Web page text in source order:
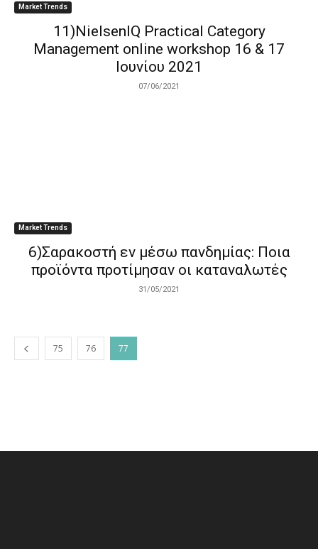
Market Trends
11)NielsenIQ Practical Category
Management online workshop 16 & 17
Ιουνίου 2021
07/06/2021
Market Trends
6)Σαρακοστή εν μέσω πανδημίας: Ποια
προϊόντα προτίμησαν οι καταναλωτές
31/05/2021
75 76 77